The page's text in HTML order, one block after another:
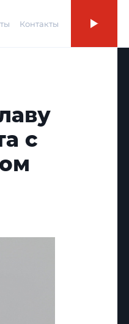
Контакты
с